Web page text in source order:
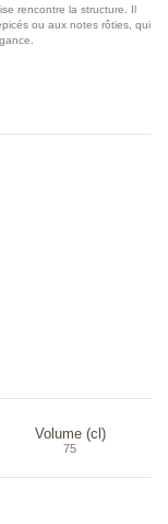
rencontre la structure. Il
ou aux notes rôties, qui
Volume (cl)
75